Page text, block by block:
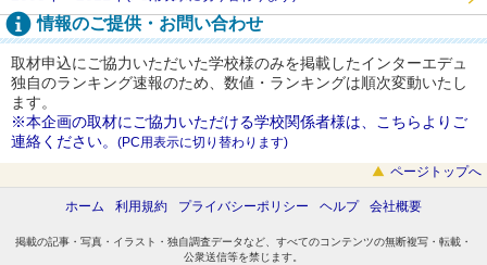
情報のご提供・お問い合わせ
取材申込にご協力いただいた学校様のみを掲載したインターエデュ
独自のランキング速報のため、数値・ランキングは順次変動いたし
ます。
※本企画の取材にご協力いただける学校関係者様は、こちらよりご
連絡ください。 (PC用表示に切り替わります)
ページトップへ
ホーム 利用規約 プライバシーポリシー ヘルプ 会社概要
掲載の記事・写真・イラスト・独自調査データなど、すべてのコンテンツの無断複写・転載・
公衆送信等を禁じます。